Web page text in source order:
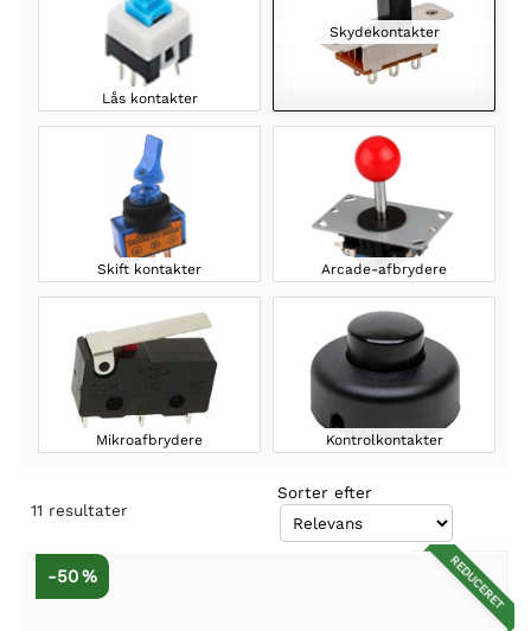
Lås kontakter
Skydekontakter
Skift kontakter Arcade-afbrydere
Mikroafbrydere Kontrolkontakter
11 resultater
Sorter efter
REDUCERET
-50 %